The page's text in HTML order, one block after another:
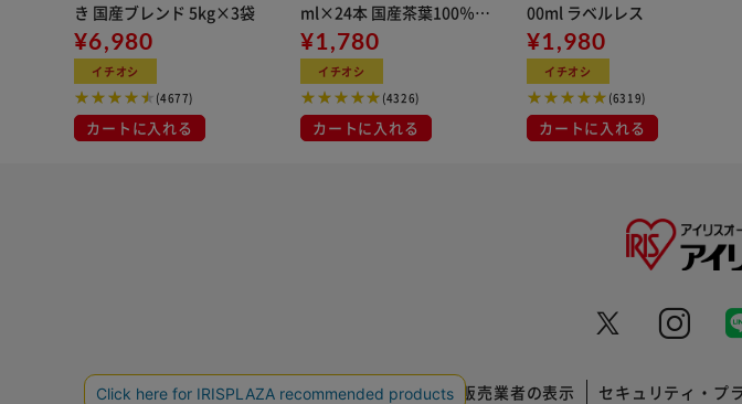
き 国産ブレンド 5kg×3袋
¥6,980
イチオシ
(4677)
カートに入れる
ml×24本 国産茶葉100％使
用
¥1,780
イチオシ
(4326)
カートに入れる
00ml ラベルレス
¥1,980
イチオシ
(6319)
カートに入れる
特定商取引法に基づく通信販売業者の表示 セキュリティ・プ